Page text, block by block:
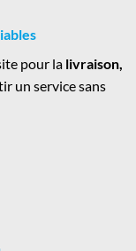
pour la livraison,
un service sans